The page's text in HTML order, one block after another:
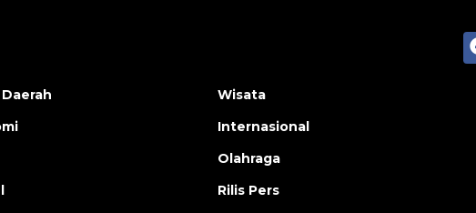
Wisata
Internasional
Olahraga
Rilis Pers